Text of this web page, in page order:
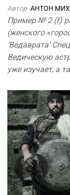
Автор АНТОН
Пример № 2 (f)
(женского
‘Ведаврата‘
Ведическую
уже изучает, а